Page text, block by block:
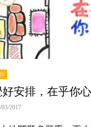
好安排，在乎你
03/2017